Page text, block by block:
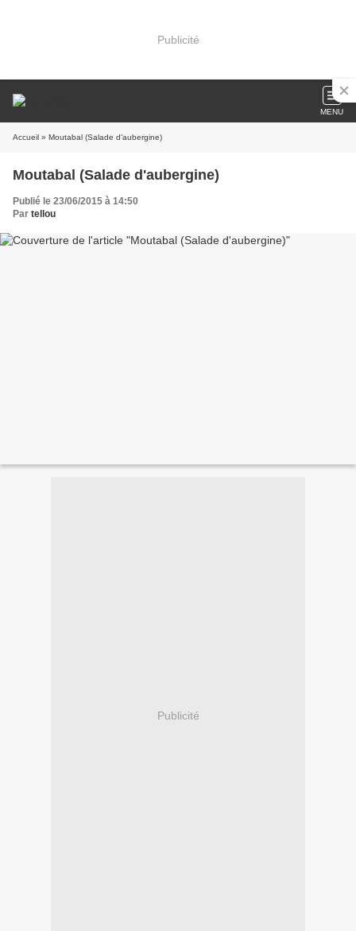
Publicité
MENU
Accueil » Moutabal (Salade d'aubergine)
Moutabal (Salade d'aubergine)
Publié le 23/06/2015 à 14:50
Par tellou
Publicité